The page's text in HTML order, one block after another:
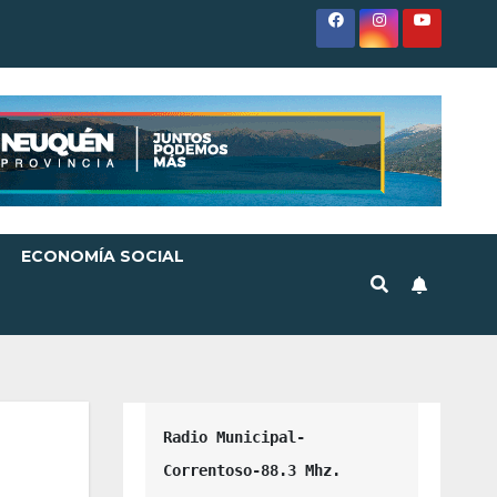
ECONOMÍA SOCIAL
Radio Municipal-
Correntoso-88.3 Mhz.